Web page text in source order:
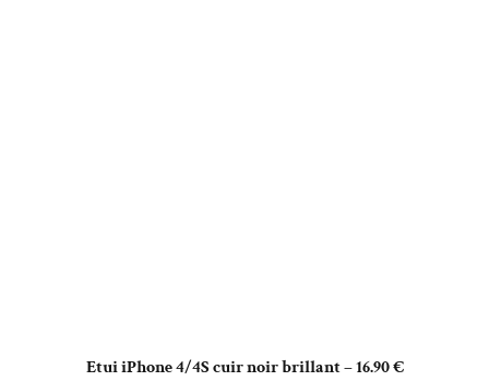
Etui iPhone 4/4S cuir noir brillant – 16.90 €